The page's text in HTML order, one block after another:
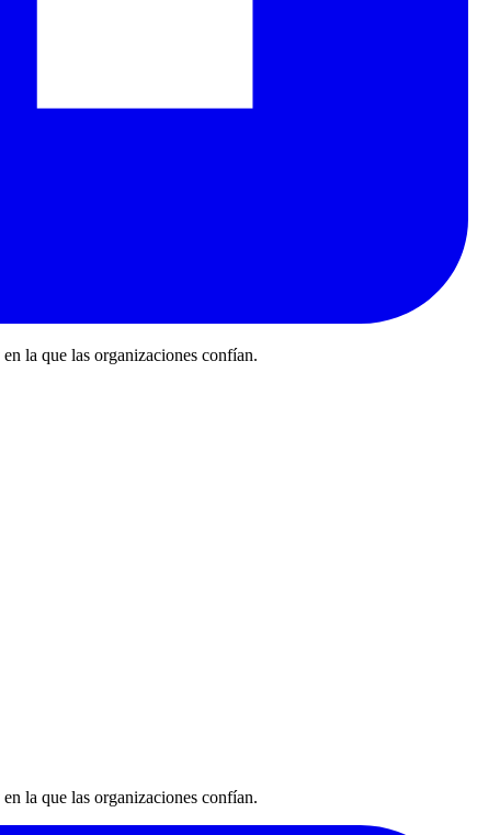
la que las organizaciones confían.
la que las organizaciones confían.